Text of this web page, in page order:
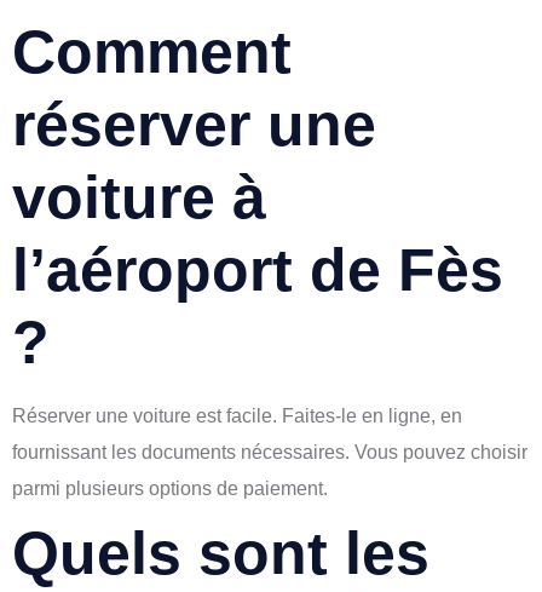
Comment
réserver une
voiture à
l’aéroport de Fès
?
Réserver une voiture est facile. Faites-le en ligne, en
fournissant les documents nécessaires. Vous pouvez choisir
parmi plusieurs options de paiement.
Quels sont les